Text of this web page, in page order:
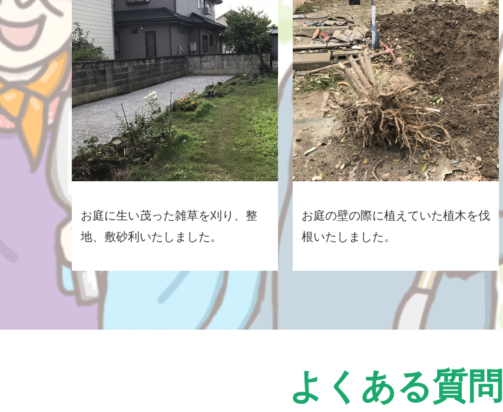
お庭に生い茂った雑草を刈り、整
地、敷砂利いたしました。
お庭の壁の際に植えていた植木を伐
根いたしました。
よくある質問